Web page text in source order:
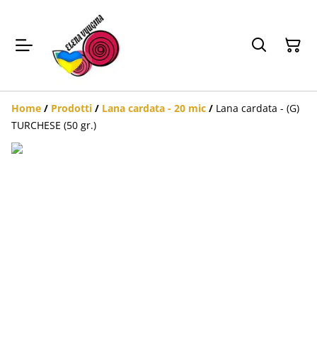
Home / Prodotti / Lana cardata - 20 mic / Lana cardata - (G)
TURCHESE (50 gr.)